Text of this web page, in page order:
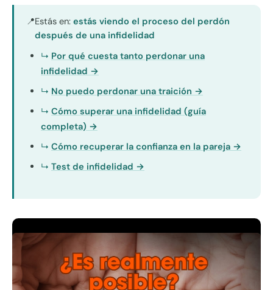
📍Estás en: estás viendo el proceso del perdón
después de una infidelidad
Por qué cuesta tanto perdonar una
infidelidad →
No puedo perdonar una traición →
Cómo superar una infidelidad (guía
completa) →
Cómo recuperar la confianza en la pareja →
Test de infidelidad →